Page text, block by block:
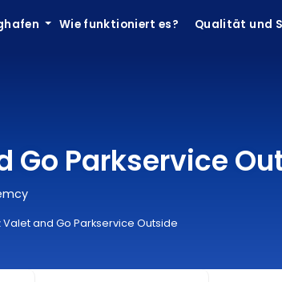
Wie funktioniert es? Qualität und
Go Parkservice
Valet and Go Parkservice Outside